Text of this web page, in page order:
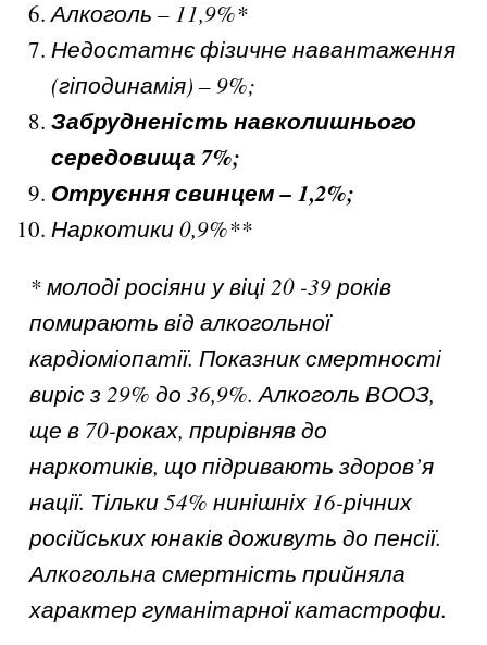
Алкоголь – 11,9%*
Недостатнє фізичне навантаження
(гіподинамія) – 9%;
Забрудненість навколишнього
середовища 7%;
Отруєння свинцем – 1,2%;
Наркотики 0,9%**
* молоді росіяни у віці 20 -39 років
помирають від алкогольної
кардіоміопатії. Показник смертності
виріс з 29% до 36,9%. Алкоголь ВООЗ,
ще в 70-роках, прирівняв до
наркотиків, що підривають здоров’я
нації. Тільки 54% нинішніх 16-річних
російських юнаків доживуть до пенсії.
Алкогольна смертність прийняла
характер гуманітарної катастрофи.